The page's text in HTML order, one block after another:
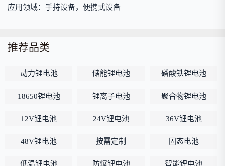
应用领域：手持设备，便携式设备
推荐品类
动力锂电池 储能锂电池 磷酸铁锂电池
18650锂电池 锂离子电池 聚合物锂电池
12V锂电池 24V锂电池 36V锂电池
48V锂电池 按需定制 固态电池
低温锂电池 防爆锂电池 智能锂电池